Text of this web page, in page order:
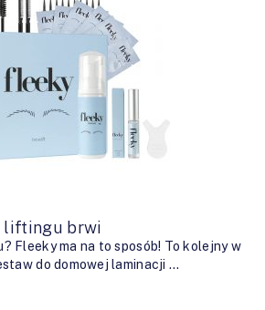
liftingu brwi
Fleeky ma na to sposób! To kolejny w
do domowej laminacji …